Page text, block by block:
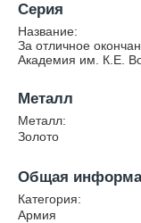
Серия
Название:
За отличное
Академия им. К.Е.
Металл
Металл:
Золото
Общая
Категория:
Армия